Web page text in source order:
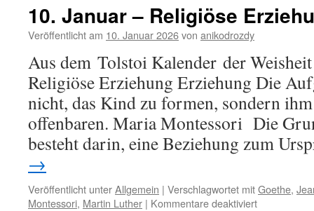
10. Januar – Religiöse
Veröffentlicht am 10. Januar 2026von anikodrozdy
Aus dem Tolstoi Kalender der
Religiöse Erziehung Erziehung Die
nicht, das Kind zu formen, sondern
offenbaren. Maria Montessori Die
besteht darin, eine Beziehung zum
→
Veröffentlicht unterAllgemein | Verschlagwortet mitGoethe,
Montessori, Martin Luther | Kommentare deaktiviertfür